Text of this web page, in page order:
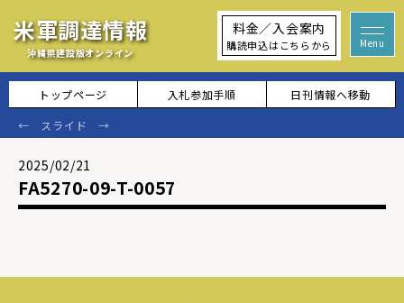
米軍調達情報
沖縄県建設版オンライン
料金／入会案内
購読申込はこちらから
トップページ 入札参加手順 日刊情報へ移動
2025/02/21
FA5270-09-T-0057